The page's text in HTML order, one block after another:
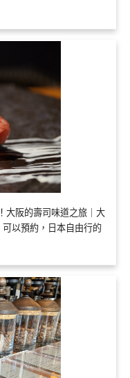
大阪的壽司味道之旅｜大
以預約，日本自由行的